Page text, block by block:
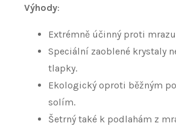
Výhody:
Extrémně účinný proti mrazu
Speciální zaoblené krystaly
tlapky.
Ekologický oproti běžným
solím.
Šetrný také k podlahám z